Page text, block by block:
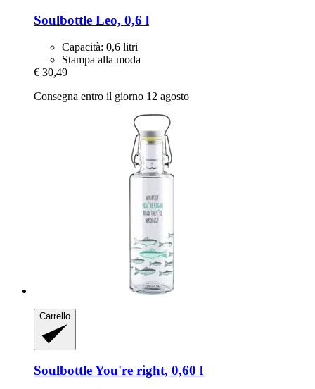
Soulbottle Leo, 0,6 l
Capacità: 0,6 litri
Stampa alla moda
€ 30,49
Consegna entro il giorno 12 agosto
Carrello
SoulbottleYou're right, 0,60 l